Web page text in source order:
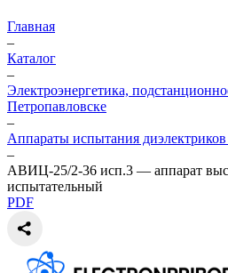
Главная
–
Каталог
–
Электроэнергетика,
Петропавловске
–
Аппараты испытания
–
АВИЦ-25/2-36 исп.3 — аппарат
испытательный
PDF